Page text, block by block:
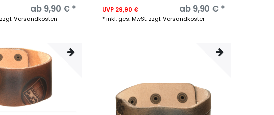
ab 9,90 € *
zzgl.Versandkosten
UVP 29,90 € ab 9,90 € *
*inkl. ges. MwSt. zzgl.Versandkosten